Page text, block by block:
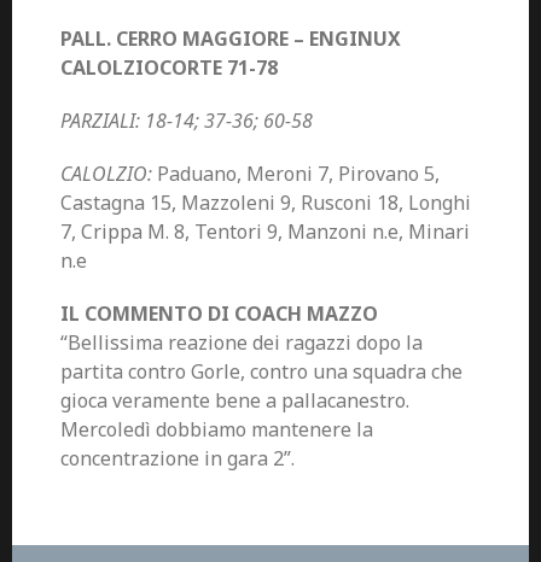
PALL. CERRO MAGGIORE – ENGINUX
CALOLZIOCORTE 71-78
PARZIALI: 18-14; 37-36; 60-58
CALOLZIO: Paduano, Meroni 7, Pirovano 5,
Castagna 15, Mazzoleni 9, Rusconi 18, Longhi
7, Crippa M. 8, Tentori 9, Manzoni n.e, Minari
n.e
IL COMMENTO DI COACH MAZZO
“Bellissima reazione dei ragazzi dopo la
partita contro Gorle, contro una squadra che
gioca veramente bene a pallacanestro.
Mercoledì dobbiamo mantenere la
concentrazione in gara 2”.